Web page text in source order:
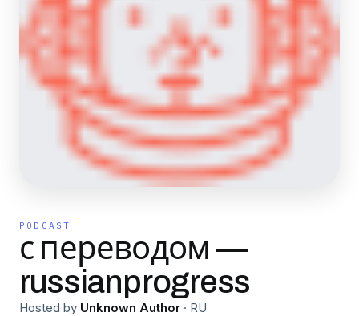
PODCAST
с переводом —
russianprogress
Hosted by Unknown Author · RU